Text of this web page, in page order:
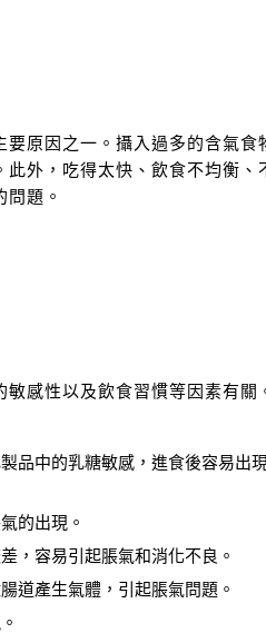
原因之一。攝入過多的含氣食
外，吃得太快、飲食不均衡、
題。
感性以及飲食習慣等因素有關
品中的乳糖敏感，進食後容易出
的出現。
，容易引起脹氣和消化不良。
道產生氣體，引起脹氣問題。